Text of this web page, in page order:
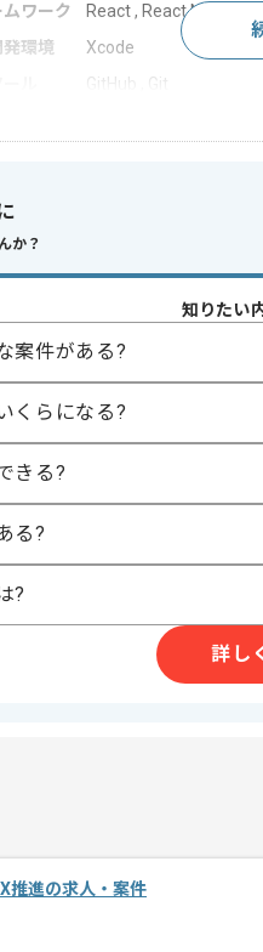
ムワーク
React , React Native
環境
Xcode
GitHub , Git
Nativeを使用した開発経験2年
キル
ットUI実装
Kotlin
Android標準のヘルスケア機能
ホアプリ内決済の開発
みならずBackend、Terraform
似た経験やスキルをお持ちであれば申
数
2回
か？
知りたい
案件がある?
くらになる?
きる?
る?
?
詳し
推進の求人・案件